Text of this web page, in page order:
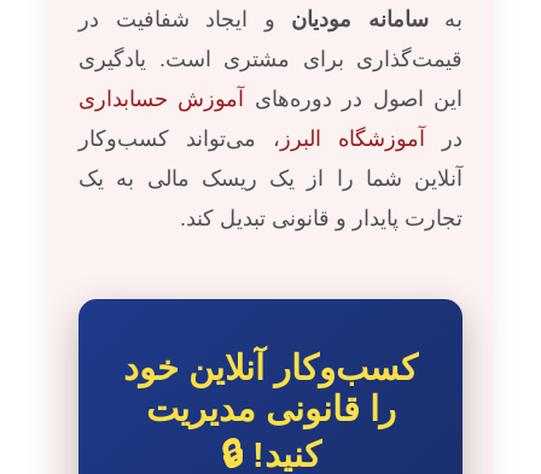
بهسامانه مودیان و ایجاد شفافیت در
قیمت‌گذاری برای مشتری است. یادگیری
این اصول در دوره‌های آموزش حسابداری
در آموزشگاه البرز ، می‌تواند کسب‌وکار
آنلاین شما را از یک ریسک مالی به یک
تجارت پایدار و قانونی تبدیل کند.
کسب‌وکار آنلاین خود
را قانونی مدیریت
کنید! 🔒